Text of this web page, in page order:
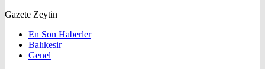
Gazete Zeytin
En Son Haberler
Balıkesir
Genel